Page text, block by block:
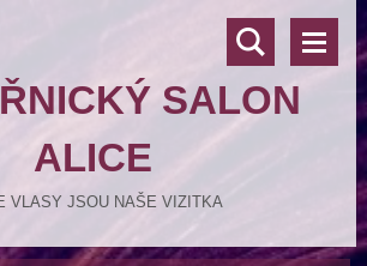
SALON
ALICE
VLASY JSOU NAŠE VIZITKA